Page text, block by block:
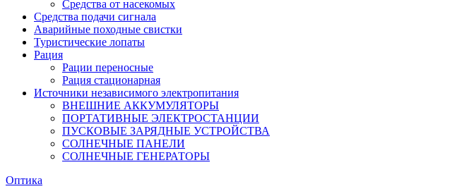
Средства от насекомых
Средства подачи сигнала
Аварийные походные свистки
Туристические лопаты
Рация
Рации переносные
Рация стационарная
Источники независимого электропитания
ВНЕШНИЕ АККУМУЛЯТОРЫ
ПОРТАТИВНЫЕ ЭЛЕКТРОСТАНЦИИ
ПУСКОВЫЕ ЗАРЯДНЫЕ УСТРОЙСТВА
СОЛНЕЧНЫЕ ПАНЕЛИ
СОЛНЕЧНЫЕ ГЕНЕРАТОРЫ
Оптика